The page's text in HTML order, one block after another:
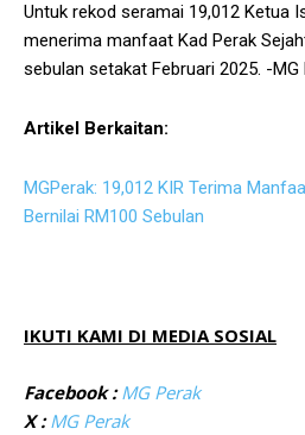
Untuk rekod seramai 19,012 Ketua
menerima manfaat Kad Perak
sebulan setakat Februari 2025. -MG
Artikel Berkaitan:
MGPerak: 19,012 KIR Terima
Bernilai RM100 Sebulan
IKUTI KAMI DI MEDIA SOSIAL
Facebook : MG Perak
X : MG Perak